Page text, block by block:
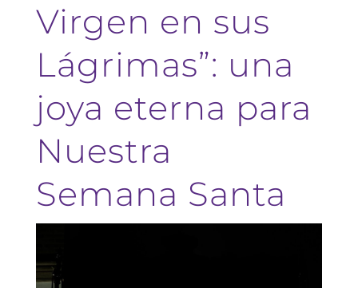
Virgen en sus
Lágrimas”: una
joya eterna para
Nuestra
Semana Santa